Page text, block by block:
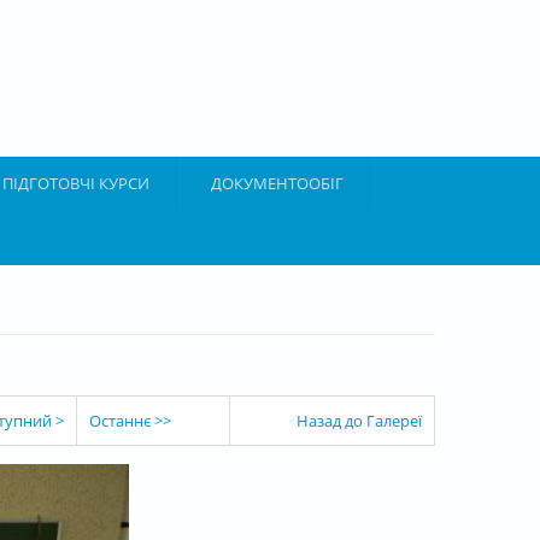
ПІДГОТОВЧІ КУРСИ ДОКУМЕНТООБІГ
> Останнє >> Назад до Галереї